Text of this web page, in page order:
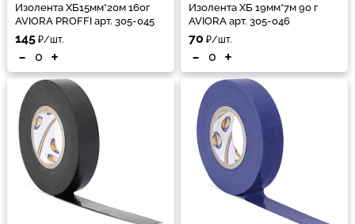
Изолента ХБ15мм*20м 160г
AVIORA PROFFI арт. 305-045
145 ₽/шт.
- +
Изолента ХБ 19мм*7м 90 г
AVIORA арт. 305-046
70 ₽/шт.
- +